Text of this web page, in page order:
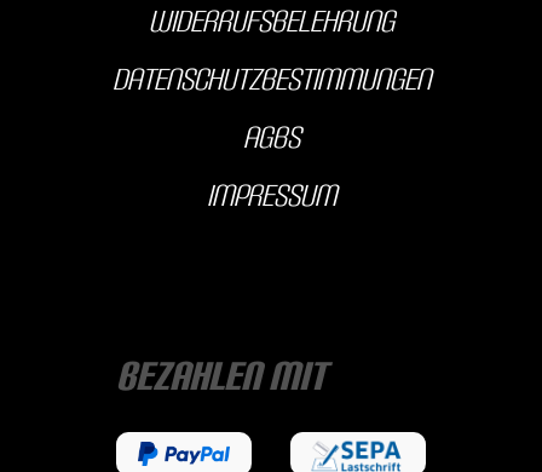
Widerrufsbelehrung
Datenschutzbestimmungen
AGBS
Impressum
Bezahlen mit